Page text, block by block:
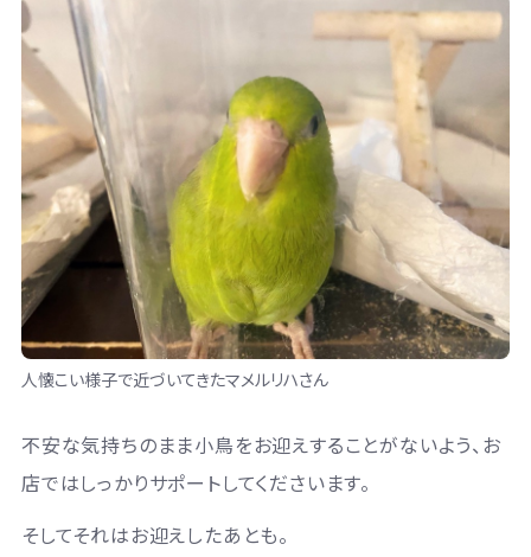
人懐こい様子で近づいてきたマメルリハさん
不安な気持ちのまま小鳥をお迎えすることがないよう、お
店ではしっかりサポートしてくださいます。
そしてそれはお迎えしたあとも。